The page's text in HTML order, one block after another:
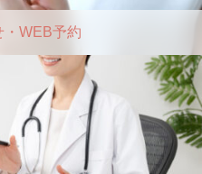
・WEB予約